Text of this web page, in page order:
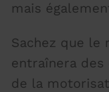
mais
Sachez que le
entraînera des
de la